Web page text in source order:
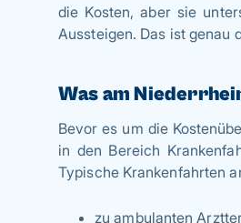
die Kosten, aber sie
Aussteigen. Das ist genau
Was am
Bevor es um die
in den Bereich
Typische Krankenfahrten
zu ambulanten